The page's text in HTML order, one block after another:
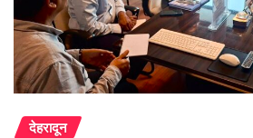
देहरादून